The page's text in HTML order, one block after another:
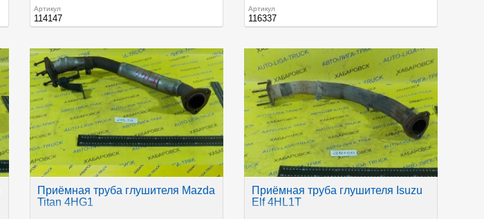
Артикул
114147
Артикул
116337
Приёмная труба глушителя Mazda
Titan 4HG1
Приёмная труба глушителя Isuzu
Elf 4HL1T